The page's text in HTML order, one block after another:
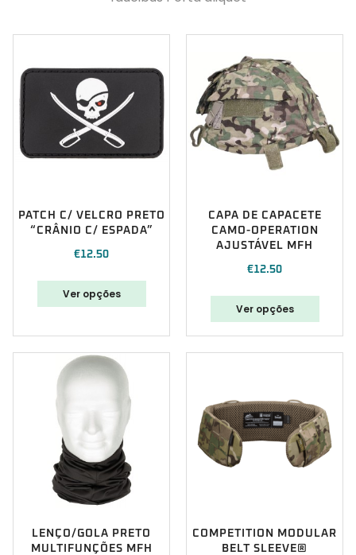
PATCH C/ VELCRO PRETO
“CRÂNIO C/ ESPADA”
€12.50
Ver opções
CAPA DE CAPACETE
CAMO-OPERATION
AJUSTÁVEL MFH
€12.50
Ver opções
LENÇO/GOLA PRETO
MULTIFUNÇÕES MFH
COMPETITION MODULAR
BELT SLEEVE®